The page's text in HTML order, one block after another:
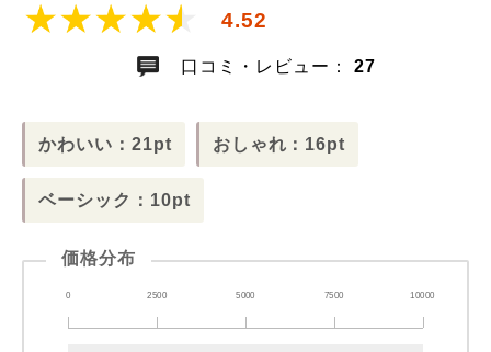
4.52
口コミ・レビュー： 27
かわいい：21pt おしゃれ：16pt
ベーシック：10pt
価格分布
0 2500 5000 7500 10000